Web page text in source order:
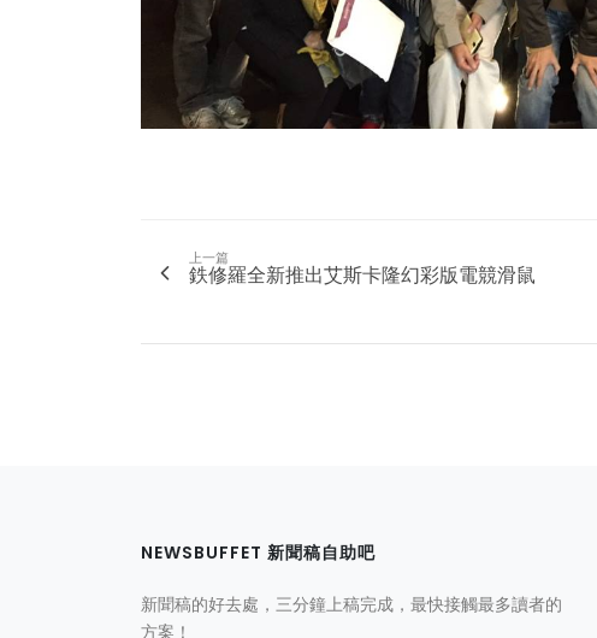
上一篇
鉄修羅全新推出艾斯卡隆幻彩版電競滑鼠
NEWSBUFFET 新聞稿自助吧
新聞稿的好去處，三分鐘上稿完成，最快接觸最多讀者的
方案！